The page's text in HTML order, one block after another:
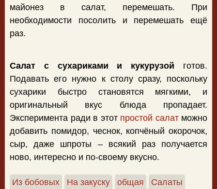
майонез в салат, перемешать. При
необходимости посолить и перемешать ещё
раз.
Салат с сухариками и кукурузой готов.
Подавать его нужно к столу сразу, поскольку
сухарики быстро становятся мягкими, и
оригинальный вкус блюда пропадает.
Эксперимента ради в этот простой салатможно
добавить помидор, чеснок, копчёный окорочок,
сыр, даже шпроты – всякий раз получается
ново, интересно и по-своему вкусно.
Из бобовых На закуску общая Салаты